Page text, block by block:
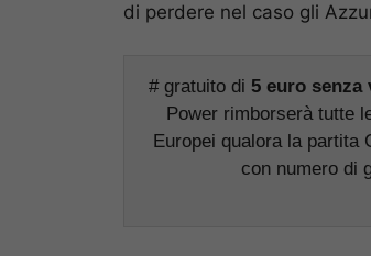
di perdere nel caso gli
# gratuito di 5 euro senza
Power rimborserà tutte
Europei qualora la partita
con numero di